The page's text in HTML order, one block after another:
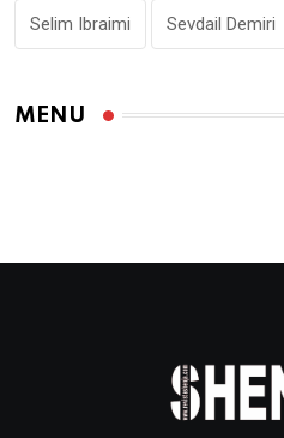
Selim Ibraimi Sevdail Demiri
MENU